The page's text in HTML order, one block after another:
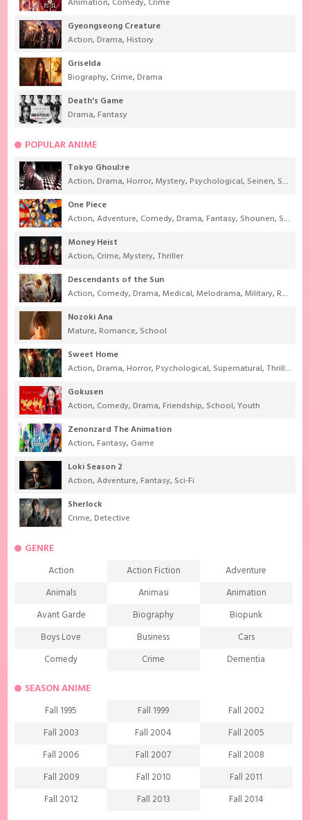
Gyeongseong Creature
Action,Drama,History
Griselda
Biography, Crime,Drama
Death's Game
Drama,Fantasy
POPULAR ANIME
Tokyo Ghoul:re
Action,Drama,Horror,Mystery,Psychological, Seinen, Supernatural
One Piece
Action,Adventure, Comedy,Drama,Fantasy, Shounen, Super Power
Money Heist
Action, Crime,Mystery, Thriller
Descendants of the Sun
Action, Comedy,Drama,Medical,Melodrama,Military,Romance
Nozoki Ana
Mature,Romance, School
Sweet Home
Action,Drama,Horror,Psychological, Supernatural, Thriller
Gokusen
Action, Comedy,Drama,Friendship, School,Youth
Zenonzard The Animation
Action,Fantasy, Game
Loki Season 2
Action,Adventure,Fantasy, Sci-Fi
Sherlock
Crime,Detective
GENRE
Action Action Fiction
Adventure
Animals
Animasi
Animation
Avant Garde
Biography
Biopunk
Boys Love
Business
Cars
Comedy
Crime
Dementia
Demons
Drama
Ecchi
Extreme sports
Family
Fantasy
Food
Friendship
Game
Gourmet
Harem
Historical
History
Horror
Investigation
Josei
SEASON ANIME
Fall 1995 Fall 1999
Fall 2002
Fall 2003
Fall 2004
Fall 2005
Fall 2006
Fall 2007
Fall 2008
Fall 2009
Fall 2010
Fall 2011
Fall 2012
Fall 2013
Fall 2014